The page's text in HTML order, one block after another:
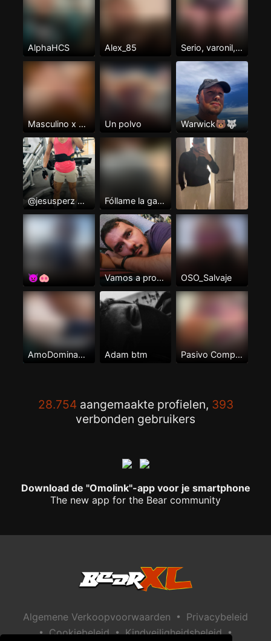
AlphaHCS Alex_85 Serio, varonil, cariñoso, aseado.
Masculino x 🥳💪🍆💦 Un polvo Warwick🐻🐺
@jesusperz mi telegram Fóllame la garganta
👿🐽 Vamos a probar OSO_Salvaje
AmoDominante Adam btm Pasivo Complaciente
28.754aangemaakte profielen, 393
verbonden gebruikers
Download de "Omolink"-app voor je smartphone
The new app for the Bear community
Algemene Verkoopvoorwaarden • Privacybeleid
• Cookiebeleid • Kindveiligheidsbeleid •